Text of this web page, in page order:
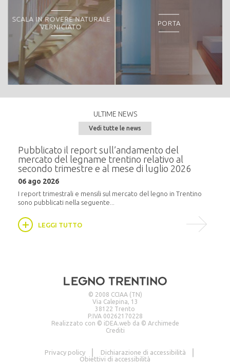
SCALA IN ROVERE NATURALE
VERNICIATO
PORTA
ULTIME NEWS
Vedi tutte le news
Pubblicato il report sull’andamento del
mercato del legname trentino relativo al
secondo trimestre e al mese di luglio 2026
06 ago 2026
I report trimestrali e mensili sul mercato del legno in Trentino
sono pubblicati nella seguente...
LEGGI TUTTO
© 2008 CCIAA (TN)
Via Calepina, 13
38122 Trento
P.IVA 00262170228
Realizzato con © iDEA.web da © Archimede
Crediti
Privacy policy
Dichiarazione di accessibilità
Obiettivi di accessibilità